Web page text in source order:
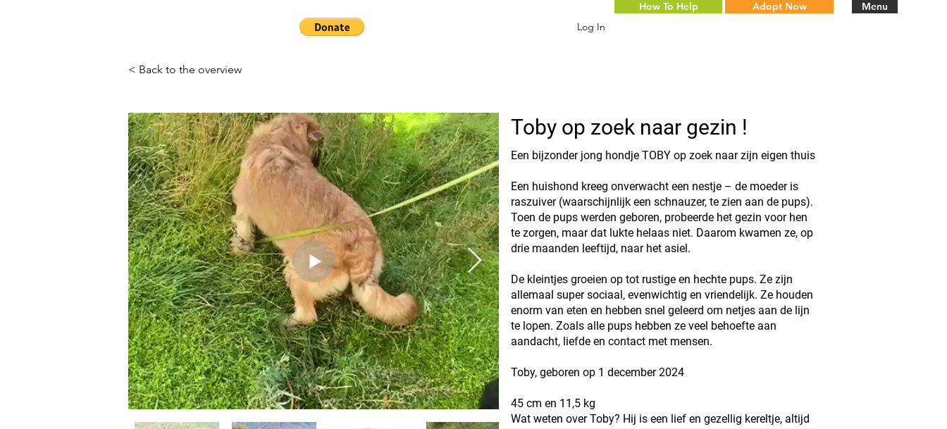
Log In
How To Help Adopt Now Menu
< Back to the overview
Toby op zoek naar gezin !
Een bijzonder jong hondje TOBY op zoek naar zijn eigen thuis
Een huishond kreeg onverwacht een nestje – de moeder is
raszuiver (waarschijnlijk een schnauzer, te zien aan de pups).
Toen de pups werden geboren, probeerde het gezin voor hen
te zorgen, maar dat lukte helaas niet. Daarom kwamen ze, op
drie maanden leeftijd, naar het asiel.
De kleintjes groeien op tot rustige en hechte pups. Ze zijn
allemaal super sociaal, evenwichtig en vriendelijk. Ze houden
enorm van eten en hebben snel geleerd om netjes aan de lijn
te lopen. Zoals alle pups hebben ze veel behoefte aan
aandacht, liefde en contact met mensen.
Toby, geboren op 1 december 2024
45 cm en 11,5 kg
Wat weten over Toby? Hij is een lief en gezellig kereltje, altijd